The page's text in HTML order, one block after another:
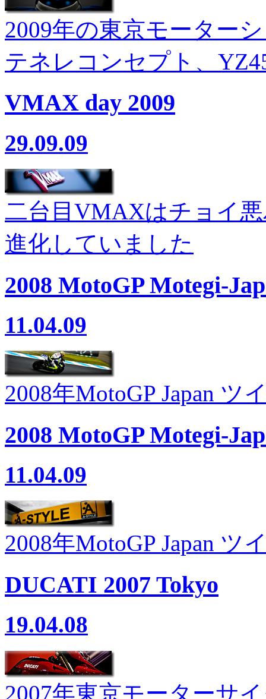
2009年の東京モーター
テネレコンセプト、
VMAX day 2009
29.09.09
二台目VMAXはチョイ
進化していました
2008 MotoGP Motegi-
11.04.09
2008年MotoGP Japan
2008 MotoGP Motegi-
11.04.09
2008年MotoGP Japan
DUCATI 2007 Tokyo
19.04.08
2007年東京モーターサ